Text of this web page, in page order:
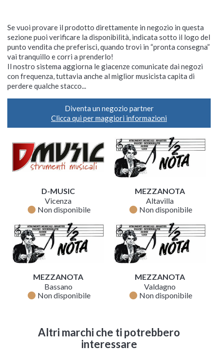
Se vuoi provare il prodotto direttamente in negozio in questa
sezione puoi verificare la disponibilità, indicata sotto il logo del
punto vendita che preferisci, quando trovi in “pronta consegna”
vai tranquillo e corri a prenderlo!
Il nostro sistema aggiorna le giacenze comunicate dai negozi
con frequenza, tuttavia anche al miglior musicista capita di
perdere qualche stacco...
Diventa un negozio partner
Clicca qui per maggiori informazioni
D-MUSIC
Vicenza
fiber_manual_record Non disponibile
MEZZANOTA
Altavilla
fiber_manual_record Non disponibile
MEZZANOTA
Bassano
fiber_manual_record Non disponibile
MEZZANOTA
Valdagno
fiber_manual_record Non disponibile
Altri marchi che ti potrebbero
interessare